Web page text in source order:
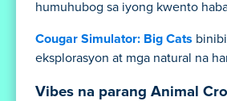
humuhubog sa iyong kwento
Cougar Simulator: Big Cats
eksplorasyon at mga natural na
Vibes na parang Animal